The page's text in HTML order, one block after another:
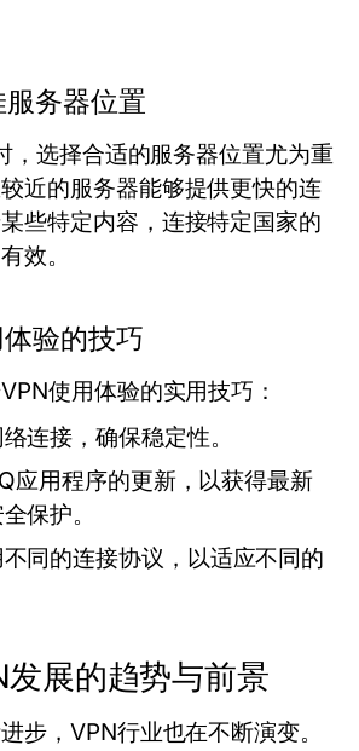
务器位置
，选择合适的服务器位置尤为重
近的服务器能够提供更快的连
些特定内容，连接特定国家的
效。
验的技巧
使用体验的实用技巧：
连接，确保稳定性。
应用程序的更新，以获得最新
保护。
同的连接协议，以适应不同的
发展的趋势与前景
步，VPN行业也在不断演变。